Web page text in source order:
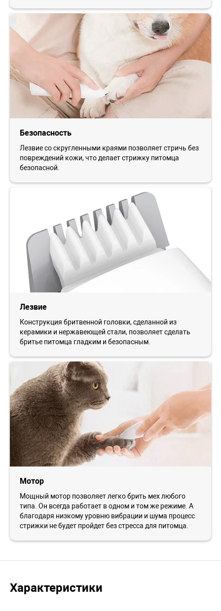
Безопасность
Лезвие со скругленными краями позволяет стричь без
повреждений кожи, что делает стрижку питомца
безопасной.
Лезвие
Конструкция бритвенной головки, сделанной из
керамики и нержавеющей стали, позволяет сделать
бритье питомца гладким и безопасным.
Мотор
Мощный мотор позволяет легко брить мех любого
типа. Он всегда работает в одном и том же режиме. А
благодаря низкому уровню вибрации и шума процесс
стрижки не будет пройдет без стресса для питомца.
Характеристики